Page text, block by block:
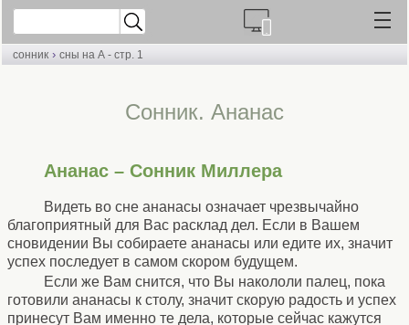
сонник › сны на А - стр. 1
Cонник. Ананас
Ананас – Сонник Миллера
Видеть во сне ананасы означает чрезвычайно
благоприятный для Вас расклад дел. Если в Вашем
сновидении Вы собираете ананасы или едите их, значит
успех последует в самом скором будущем.
Если же Вам снится, что Вы накололи палец, пока
готовили ананасы к столу, значит скорую радость и успех
принесут Вам именно те дела, которые сейчас кажутся